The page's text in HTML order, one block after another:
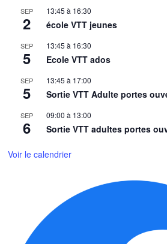
SEP
2
13:45 à 16:30
école VTT jeunes
SEP
5
13:45 à 16:30
Ecole VTT ados
SEP
5
13:45 à 17:00
Sortie VTT Adulte portes
SEP
6
09:00 à 13:00
Sortie VTT adultes portes
Voir le calendrier